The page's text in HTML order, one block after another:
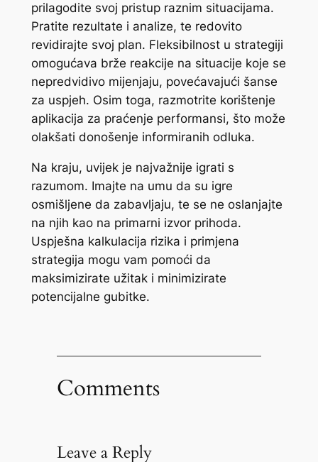
prilagodite svoj pristup raznim situacijama.
Pratite rezultate i analize, te redovito
revidirajte svoj plan. Fleksibilnost u strategiji
omogućava brže reakcije na situacije koje se
nepredvidivo mijenjaju, povećavajući šanse
za uspjeh. Osim toga, razmotrite korištenje
aplikacija za praćenje performansi, što može
olakšati donošenje informiranih odluka.
Na kraju, uvijek je najvažnije igrati s
razumom. Imajte na umu da su igre
osmišljene da zabavljaju, te se ne oslanjajte
na njih kao na primarni izvor prihoda.
Uspješna kalkulacija rizika i primjena
strategija mogu vam pomoći da
maksimizirate užitak i minimizirate
potencijalne gubitke.
Comments
Leave a Reply